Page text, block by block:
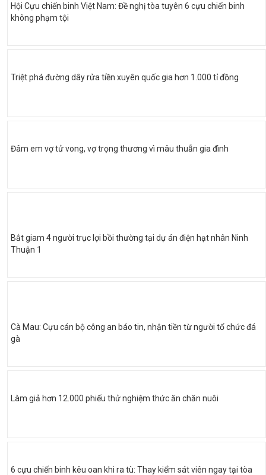
Hội Cựu chiến binh Việt Nam: Đề nghị tòa tuyên 6 cựu chiến binh
không phạm tội
Triệt phá đường dây rửa tiền xuyên quốc gia hơn 1.000 tỉ đồng
Đâm em vợ tử vong, vợ trọng thương vì mâu thuẫn gia đình
Bắt giam 4 người trục lợi bồi thường tại dự án điện hạt nhân Ninh
Thuận 1
Cà Mau: Cựu cán bộ công an báo tin, nhận tiền từ người tổ chức đá
gà
Làm giả hơn 12.000 phiếu thử nghiệm thức ăn chăn nuôi
6 cựu chiến binh kêu oan khi ra tù: Thay kiểm sát viên ngay tại tòa